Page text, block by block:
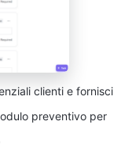
clienti e fornisci
preventivo per